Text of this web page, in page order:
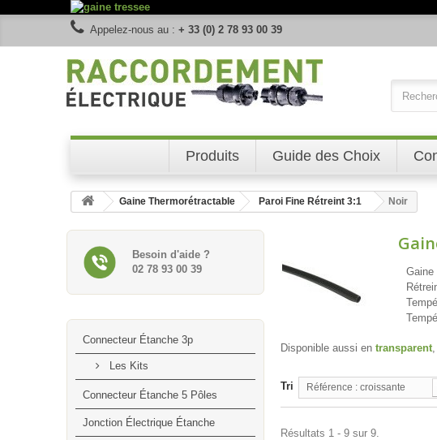
Appelez-nous au : + 33 (0) 2 78 93 00 39
Produits Guide des Choix
Gaine Thermorétractable Paroi Fine Rétreint 3:1 Noir
Besoin d'aide ?
02 78 93 00 39
Connecteur Étanche 3p
Les Kits
Connecteur Étanche 5 Pôles
Jonction Électrique Étanche
Gaine
Disponible aussi en transparent,
Tri Référence : croissante
Résultats 1 - 9 sur 9.